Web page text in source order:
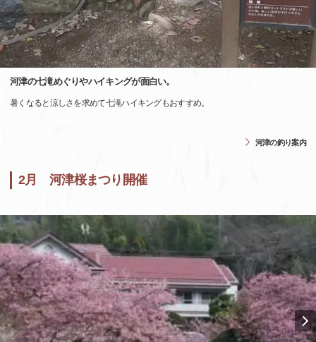
河津の七滝めぐりやハイキングが面白い。
暑くなると涼しさを求めて七滝ハイキングもおすすめ。
河津の釣り案内
2月 河津桜まつり開催